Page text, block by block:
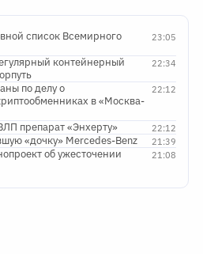
23:05
список Всемирного
22:34
контейнерный
22:12
по делу о
в «Москва-
22:12
препарат «Энхерту»
21:39
«дочку» Mercedes-Benz
21:08
об ужесточении